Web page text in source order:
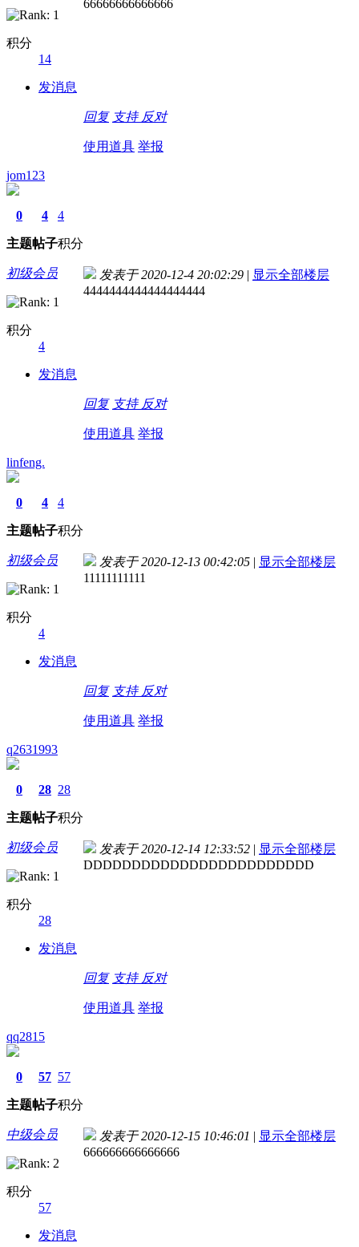
积分
14
发消息
66666666666666
回复 支持 反对
使用道具 举报
jom123
0
主题
4
帖子
4
积分
初级会员
积分
4
发消息
发表于 2020-12-4 20:02:29 | 显示全部楼层
4444444444444444444
回复 支持 反对
使用道具 举报
linfeng.
0
主题
4
帖子
4
积分
初级会员
积分
4
发消息
发表于 2020-12-13 00:42:05 | 显示全部楼层
11111111111
回复 支持 反对
使用道具 举报
q2631993
0
主题
28
帖子
28
积分
初级会员
积分
28
发消息
发表于 2020-12-14 12:33:52 | 显示全部楼层
DDDDDDDDDDDDDDDDDDDDDDDD
回复 支持 反对
使用道具 举报
qq2815
0
主题
57
帖子
57
积分
中级会员
积分
57
发消息
发表于 2020-12-15 10:46:01 | 显示全部楼层
666666666666666